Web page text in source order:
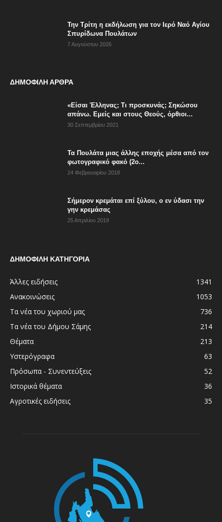
Την Τρίτη η εκδήλωση για τον Ιερό Ναό Αγίου
Σπυρίδωνα Πουλάτων
7 Αυγούστου 2026
ΔΗΜΟΦΙΛΗ ΑΡΘΡΑ
«Είσαι Έλληνας; Τι προσκυνάς; Σηκώσου
απάνω. Εμείς και στους Θεούς, όρθιοι...
30 Σεπτεμβρίου 2021
Τα Πουλάτα μιας άλλης εποχής μέσα από τον
φωτογραφικό φακό (2ο...
24 Φεβρουαρίου 2018
Σήμερον κρεμάται επί ξύλου, ο εν ύδασι την
γην κρεμάσας
25 Απριλίου 2019
ΔΗΜΟΦΙΛΗ ΚΑΤΗΓΟΡΙΑ
Άλλες ειδήσεις
1341
Ανακοινώσεις
1053
Τα νέα του χωριού μας
736
Τα νέα του Δήμου Σάμης
214
Θέματα
213
Υστερόγραφα
63
Πρόσωπα - Συνεντεύξεις
52
Ιστορικά θέματα
36
Αγροτικές ειδήσεις
35